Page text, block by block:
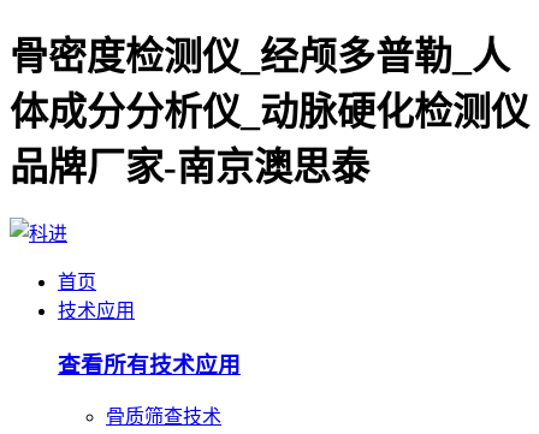
骨密度检测仪_经颅多普勒_人
体成分分析仪_动脉硬化检测仪
品牌厂家-南京澳思泰
首页
技术应用
查看所有技术应用
骨质筛查技术